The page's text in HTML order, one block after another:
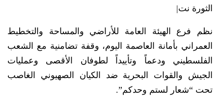
الثورة نت|
نظم فرع الهيئة العامة للأراضي والمساحة والتخطيط
العمراني بأمانة العاصمة اليوم، وقفة تضامنية مع الشعب
الفلسطيني ودعماً وتأييداً لطوفان الأقصى وعمليات
الجيش والقوات البحرية ضد الكيان الصهيوني الغاصب
تحت “شعار لستم وحدكم”.